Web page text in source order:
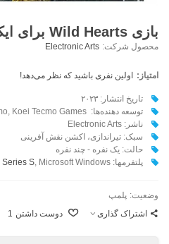
بازی Wild Hearts برای ایکس باکس سری ایکس
محصول شرکت: Electronic Arts
امتیاز: اولین نفری باشید که نظر می‌دهد!
تاریخ انتشار: ۲۰۲۳
توسعه دهنده‌ها: Omega Force, Koei Tecmo, Koei Tecmo Games
ناشر: Electronic Arts
سبک: تیراندازی، اکشن نقش آفرینی
حالت: یک نفره - چند نفره
پلتفرمها:
Series S, Microsoft Windows
وضعیت: پلمپ
اشتراک گذاری
دوست داشتن 1